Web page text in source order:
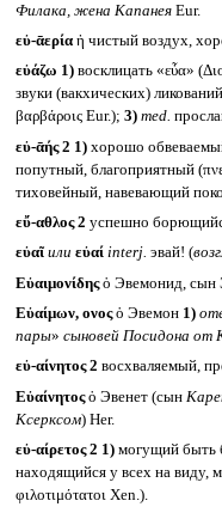
Филака, жена КапанеяEur.
εὐ-ᾱερία ἡ чистый воздух,
εὐάζω 1)восклицать «εὖα»
звуки (вакхических)
βαρβάροις Eur.); 3) med.
εὐ-ᾱής 2 1)хорошо
попутный, благоприятный
тиховейный, навевающий
εὔ-αθλος 2 успешно
εὐαῖ или εὐαί interj. эвай! (
Εὐαιμονίδηςὁ Эвемонид, сын
Εὐαίμων, ονοςὁ Эвемон 1)
пары» сыновей Посидона от
εὐ-αίνητος 2 восхваляемый,
Εὐαίνητοςὁ Эвенет (сын
Ксерксом) Her.
εὐ-αίρετος 2 1)могущий быть
находящийся у всех на виду,
φιλοτιμότατοι Xen.).